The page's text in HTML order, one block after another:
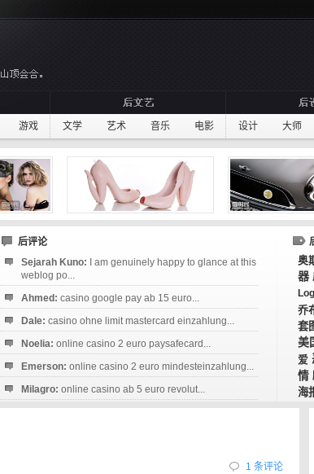
游戏 文学 艺术 音乐 电影 设计 大师
后评论
Sejarah Kuno:
I am genuinely happy to glance at this
weblog po...
Ahmed: casino google pay ab 15 euro...
Dale: casino ohne limit mastercard einzahlung...
Noelia: online casino 2 euro paysafecard...
Emerson: online casino 2 euro mindesteinzahlung...
Milagro: online casino ab 5 euro revolut...
奥
器
乔
套
美
爱
情
海
1 条评论